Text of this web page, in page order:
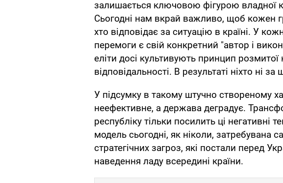
залишається ключовою фігурою владної
Сьогодні нам вкрай важливо, щоб кожен
хто відповідає за ситуацію в країні. У
перемоги є свій конкретний "автор і
еліти досі культивують принцип розмитої
відповідальності. В результаті ніхто ні за
У підсумку в такому штучно створеному
неефективне, а держава деградує.
республіку тільки посилить ці негативні
модель сьогодні, як ніколи, затребувана
стратегічних загроз, які постали перед
наведення ладу всередині країни.